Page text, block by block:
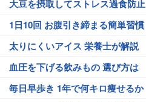
大豆を摂取してストレス過食防止
1日10回 お腹引き締まる簡単習慣
太りにくいアイス 栄養士が解説
血圧を下げる飲みもの 選び方は
毎日早歩き 1年で何キロ痩せるか